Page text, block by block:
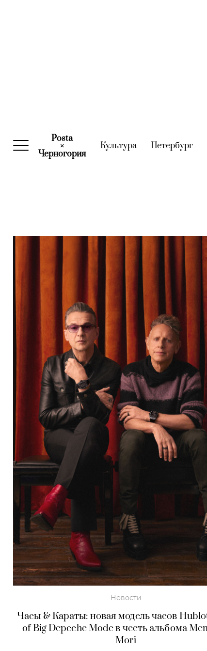
Posta
×
Черногория(current)
Культура(current)
Петербург
Новости
Часы & Караты: новая модель часов
of Big Depeche Mode в честь альбома
Mori